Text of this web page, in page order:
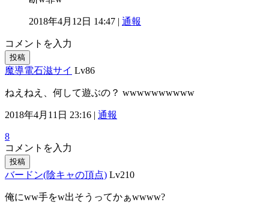
2018年4月12日 14:47 | 通報
コメントを入力
投稿
魔導電石滋サイ Lv86
ねえねえ、何して遊ぶの？ wwwwwwwwww
2018年4月11日 23:16 | 通報
8
コメントを入力
投稿
バードン(陰キャの頂点) Lv210
俺にww手をw出そうってかぁwwww?